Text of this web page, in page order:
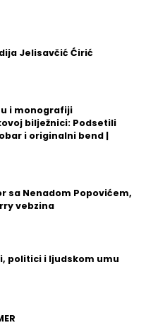
Jelisavčić Ćirić
i monografiji
bilježnici: Podsetili
i originalni bend |
sa Nenadom Popovićem,
vebzina
politici i ljudskom umu